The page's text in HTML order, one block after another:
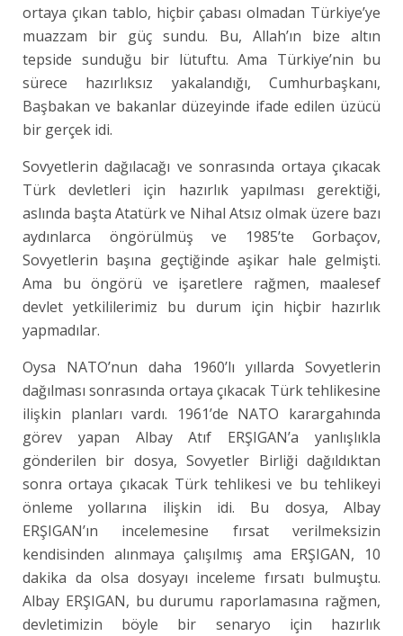
ortaya çıkan tablo, hiçbir çabası olmadan Türkiye’ye
muazzam bir güç sundu. Bu, Allah’ın bize altın
tepside sunduğu bir lütuftu. Ama Türkiye’nin bu
sürece hazırlıksız yakalandığı, Cumhurbaşkanı,
Başbakan ve bakanlar düzeyinde ifade edilen üzücü
bir gerçek idi.
Sovyetlerin dağılacağı ve sonrasında ortaya çıkacak
Türk devletleri için hazırlık yapılması gerektiği,
aslında başta Atatürk ve Nihal Atsız olmak üzere bazı
aydınlarca öngörülmüş ve 1985’te Gorbaçov,
Sovyetlerin başına geçtiğinde aşikar hale gelmişti.
Ama bu öngörü ve işaretlere rağmen, maalesef
devlet yetkililerimiz bu durum için hiçbir hazırlık
yapmadılar.
Oysa NATO’nun daha 1960’lı yıllarda Sovyetlerin
dağılması sonrasında ortaya çıkacak Türk tehlikesine
ilişkin planları vardı. 1961’de NATO karargahında
görev yapan Albay Atıf ERŞIGAN’a yanlışlıkla
gönderilen bir dosya, Sovyetler Birliği dağıldıktan
sonra ortaya çıkacak Türk tehlikesi ve bu tehlikeyi
önleme yollarına ilişkin idi. Bu dosya, Albay
ERŞIGAN’ın incelemesine fırsat verilmeksizin
kendisinden alınmaya çalışılmış ama ERŞIGAN, 10
dakika da olsa dosyayı inceleme fırsatı bulmuştu.
Albay ERŞIGAN, bu durumu raporlamasına rağmen,
devletimizin böyle bir senaryo için hazırlık